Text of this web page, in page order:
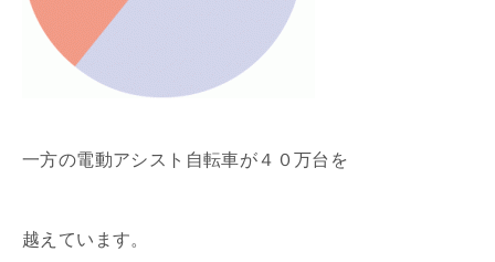
一方の電動アシスト自転車が４０万台を
越えています。